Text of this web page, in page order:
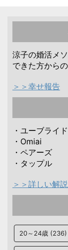
涼子の婚活メ
できた方から
＞＞幸せ報告
・ユーブライド
・Omiai
・ペアーズ
・タップル
＞＞詳しい解
20～24歳 (236)